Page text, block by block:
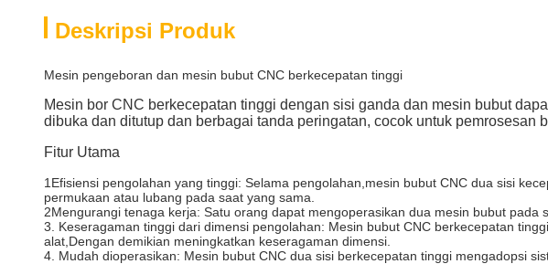
Deskripsi Produk
Mesin pengeboran dan mesin bubut CNC berkecepatan tinggi
Mesin bor CNC berkecepatan tinggi dengan sisi ganda dan mesin bubut
dibuka dan ditutup dan berbagai tanda peringatan, cocok untuk pemrosesan
Fitur Utama
1Efisiensi pengolahan yang tinggi: Selama pengolahan,mesin bubut CNC dua sisi
permukaan atau lubang pada saat yang sama.
2Mengurangi tenaga kerja: Satu orang dapat mengoperasikan dua mesin bubut pada
3. Keseragaman tinggi dari dimensi pengolahan: Mesin bubut CNC berkecepatan
alat,Dengan demikian meningkatkan keseragaman dimensi.
4. Mudah dioperasikan: Mesin bubut CNC dua sisi berkecepatan tinggi mengadopsi